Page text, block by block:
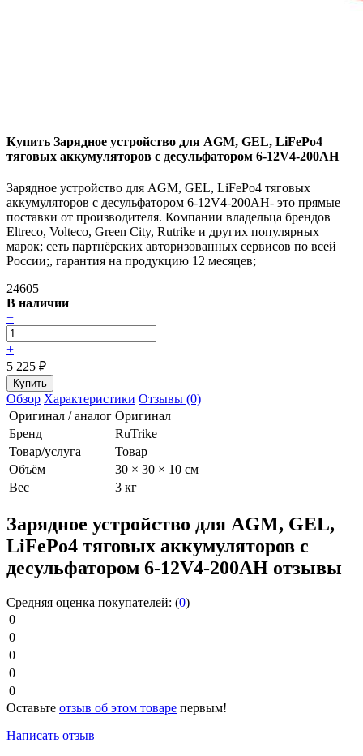
Купить Зарядное устройство для AGM, GEL, LiFePo4
тяговых аккумуляторов с десульфатором 6-12V4-200AН
Зарядное устройство для AGM, GEL, LiFePo4 тяговых
аккумуляторов с десульфатором 6-12V4-200AН- это прямые
поставки от производителя. Компании владельца брендов
Eltreco, Volteco, Green City, Rutrike и других популярных
марок; сеть партнёрских авторизованных сервисов по всей
России;, гарантия на продукцию 12 месяцев;
24605
В наличии
−
+
5 225 ₽
Обзор Характеристики Отзывы (0)
Оригинал / аналог Оригинал
Бренд
RuTrike
Товар/услуга
Товар
Объём
30 × 30 × 10 см
Вес
3 кг
Зарядное устройство для AGM, GEL,
LiFePo4 тяговых аккумуляторов с
десульфатором 6-12V4-200AН отзывы
Средняя оценка покупателей: (0)
0
0
0
0
0
Оставьте отзыв об этом товаре первым!
Написать отзыв